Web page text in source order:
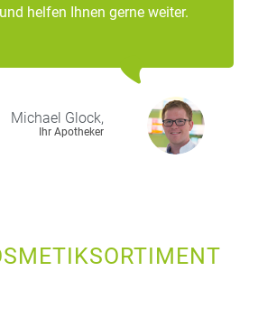
helfen Ihnen gerne weiter.
Michael Glock,
Ihr Apotheker